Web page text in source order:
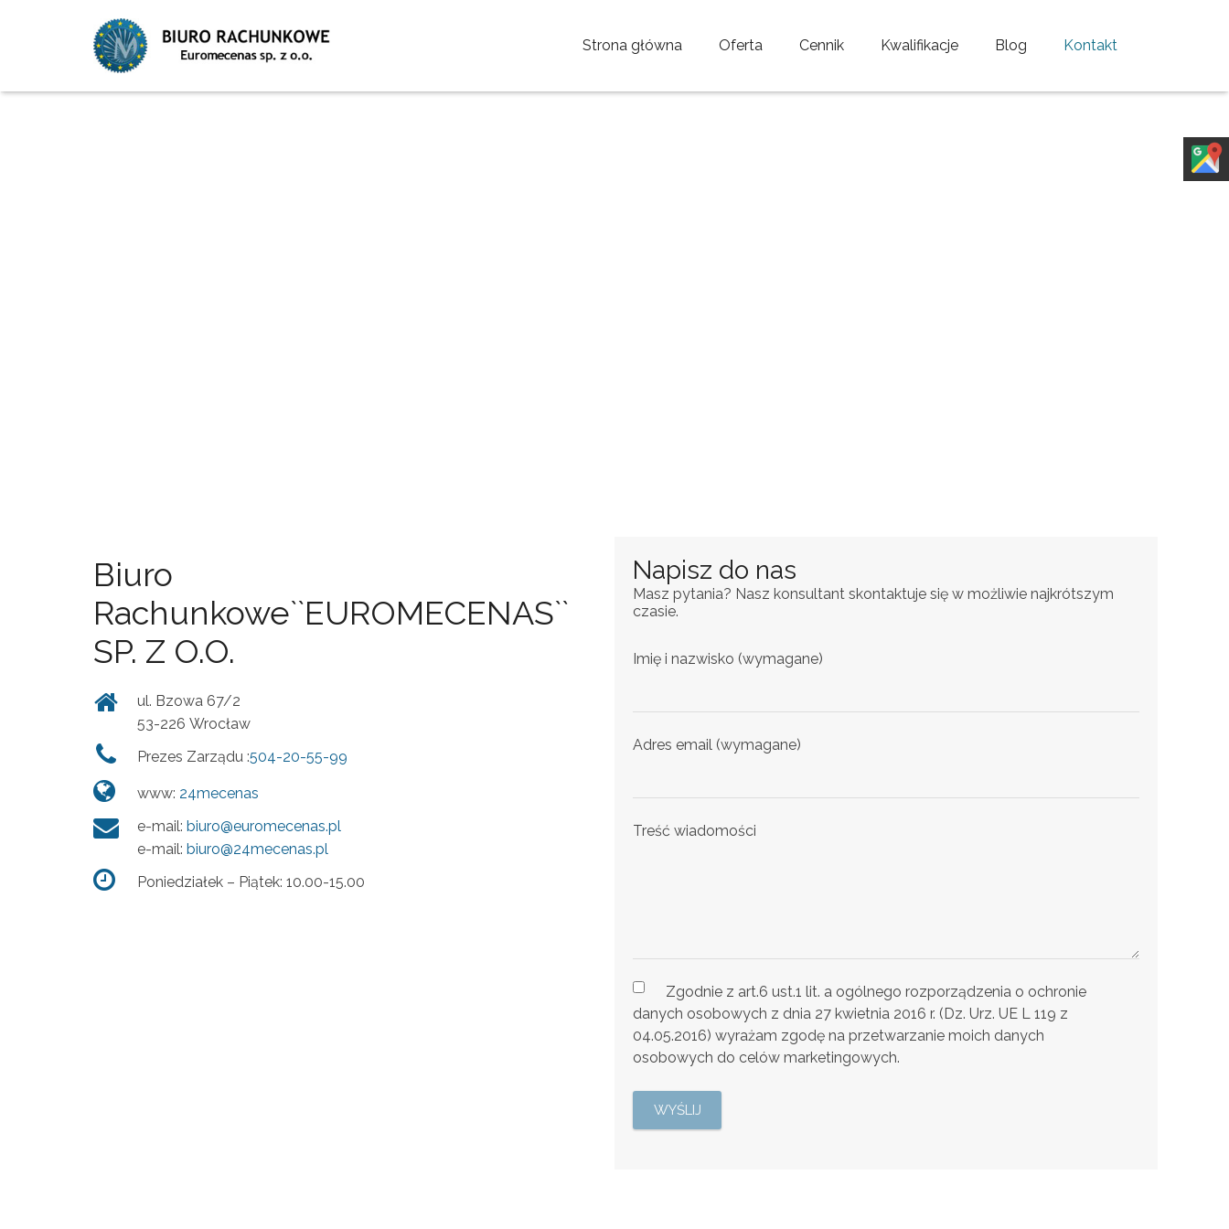
Strona główna Oferta Cennik Kwalifikacje Blog Kontakt
Biuro
Rachunkowe``EUROMECENAS``
SP. Z O.O.
ul. Bzowa 67/2
53-226 Wrocław
Prezes Zarządu :504-20-55-99
www: 24mecenas
e-mail: biuro@euromecenas.pl
e-mail: biuro@24mecenas.pl
Poniedziałek – Piątek: 10.00-15.00
Napisz do nas
Masz pytania? Nasz konsultant skontaktuje się w możliwie najkrótszym
czasie.
Imię i nazwisko (wymagane)
Adres email (wymagane)
Treść wiadomości
Zgodnie z art.6 ust.1 lit. a ogólnego rozporządzenia o ochronie
danych osobowych z dnia 27 kwietnia 2016 r. (Dz. Urz. UE L 119 z
04.05.2016) wyrażam zgodę na przetwarzanie moich danych
osobowych do celów marketingowych.